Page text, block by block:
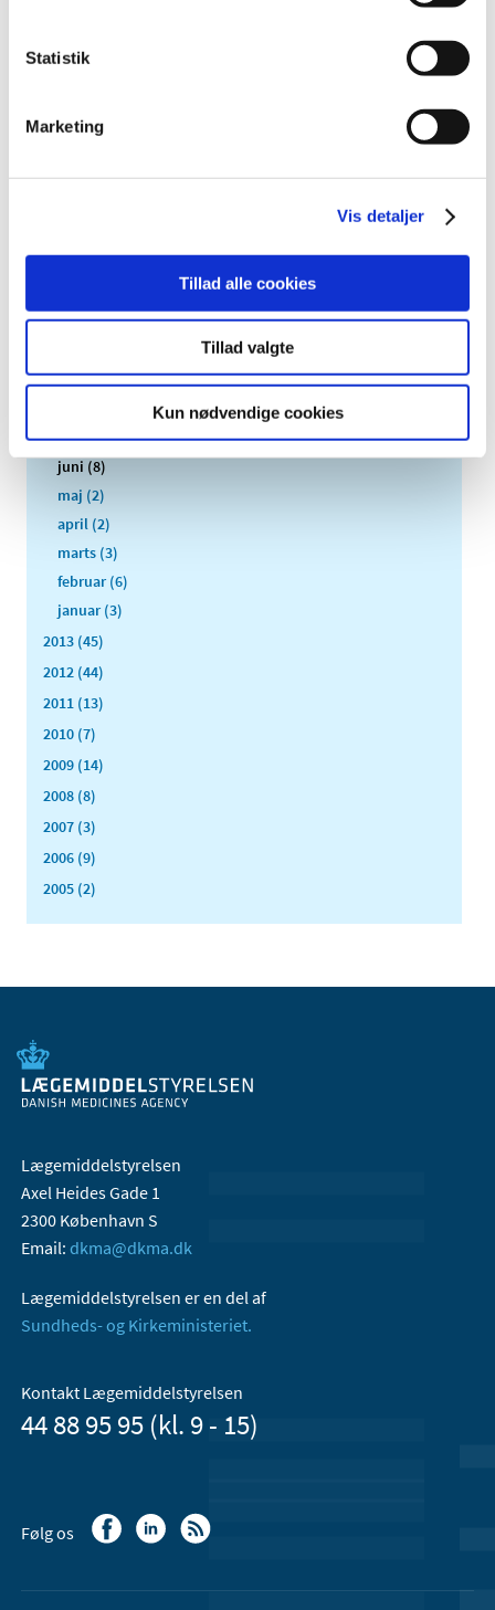
Statistik
Marketing
Vis detaljer
Tillad alle cookies
Tillad valgte
Kun nødvendige cookies
2021 (32)
2018 (46)
november (3)
september (7)
juli (2)
juni (8)
maj (2)
april (2)
marts (3)
februar (6)
januar (3)
2013 (45)
2012 (44)
2011 (13)
2010 (7)
2009 (14)
2008 (8)
2007 (3)
2006 (9)
2005 (2)
Lægemiddelstyrelsen
Axel Heides Gade 1
2300 København S
Email: dkma@dkma.dk
Lægemiddelstyrelsen er en del af
Sundheds- og Kirkeministeriet.
Kontakt Lægemiddelstyrelsen
44 88 95 95 (kl. 9 - 15)
Følg os